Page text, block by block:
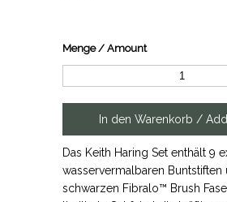
Menge / Amount
Das Keith Haring Set enthält 9
wasservermalbaren Buntstiften
schwarzen Fibralo™ Brush